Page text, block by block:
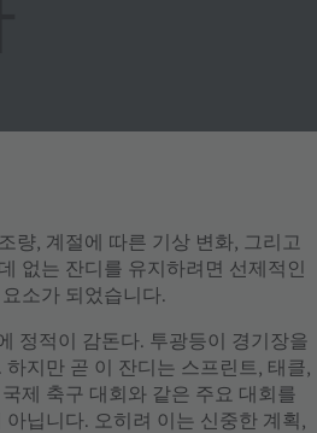
량, 계절에 따른 기상 변화, 그리고
없는 잔디를 유지하려면 선제적인
소가 되었습니다.
정적이 감돈다. 투광등이 경기장을
지만 곧 이 잔디는 스프린트, 태클,
제 축구 대회와 같은 주요 대회를
닙니다. 오히려 이는 신중한 계획,